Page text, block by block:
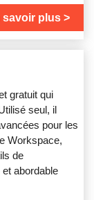
savoir plus
gratuit qui
seul, il
pour les
Workspace,
de
abordable